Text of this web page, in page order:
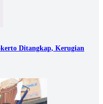
Ditangkap, Kerugian